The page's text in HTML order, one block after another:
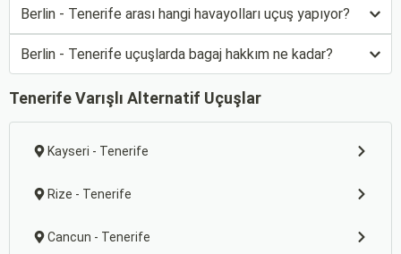
Berlin - Tenerife arası hangi havayolları uçuş yapıyor?
Berlin - Tenerife uçuşlarda bagaj hakkım ne kadar?
Tenerife Varışlı Alternatif Uçuşlar
Kayseri - Tenerife
Rize - Tenerife
Cancun - Tenerife